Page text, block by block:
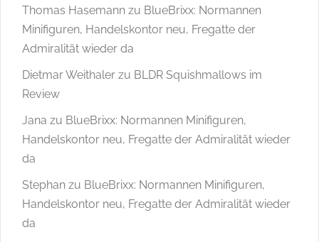
Thomas Hasemann zu BlueBrixx: Normannen
Minifiguren, Handelskontor neu, Fregatte der
Admiralität wieder da
Dietmar Weithaler zu BLDR Squishmallows im
Review
Jana zu BlueBrixx: Normannen Minifiguren,
Handelskontor neu, Fregatte der Admiralität wieder
da
Stephan zu BlueBrixx: Normannen Minifiguren,
Handelskontor neu, Fregatte der Admiralität wieder
da